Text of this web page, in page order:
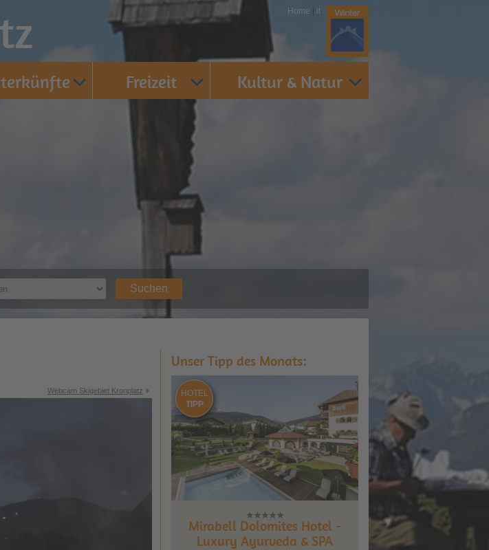
Suchen
Freizeit Kultur & Natur
Home it
Webcam Skigebiet Kronplatz
Unser Tipp des Monats:
HOTEL
TIPP
Mirabell Dolomites Hotel -
Luxury Ayurveda & SPA